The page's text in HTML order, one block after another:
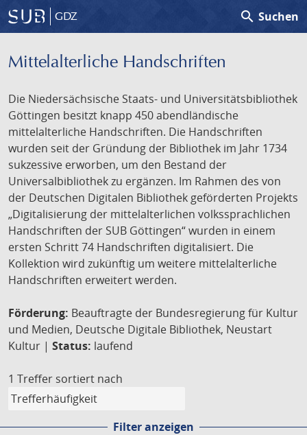
GDZ search Suchen
Mittelalterliche Handschriften
Die Niedersächsische Staats- und Universitätsbibliothek
Göttingen besitzt knapp 450 abendländische
mittelalterliche Handschriften. Die Handschriften
wurden seit der Gründung der Bibliothek im Jahr 1734
sukzessive erworben, um den Bestand der
Universalbibliothek zu ergänzen. Im Rahmen des von
der Deutschen Digitalen Bibliothek geförderten Projekts
„Digitalisierung der mittelalterlichen volkssprachlichen
Handschriften der SUB Göttingen“ wurden in einem
ersten Schritt 74 Handschriften digitalisiert. Die
Kollektion wird zukünftig um weitere mittelalterliche
Handschriften erweitert werden.
Förderung: Beauftragte der Bundesregierung für Kultur
und Medien, Deutsche Digitale Bibliothek, Neustart
Kultur | Status: laufend
1 Treffer sortiert nach
Filter anzeigen